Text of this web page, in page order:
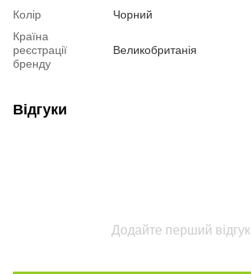
Колір
Чорний
Країна
реєстрації
бренду
Великобританія
Відгуки
Додайте перший відгук